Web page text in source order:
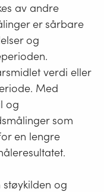
av andre
er sårbare
og
verdi eller
Med
og
som
en lengre
og